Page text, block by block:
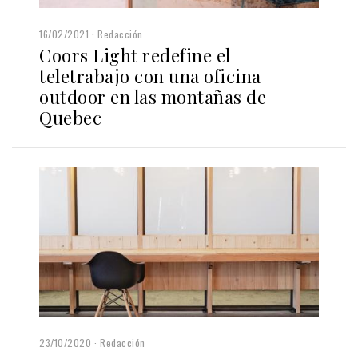
16/02/2021 Redacción
Coors Light redefine el
teletrabajo con una oficina
outdoor en las montañas de
Quebec
23/10/2020 Redacción